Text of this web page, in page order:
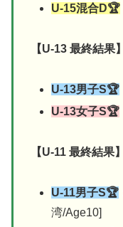
U-15混合D🏆
【U-13 最終結果】
U-13男子S🏆
U-13女子S🏆
【U-11 最終結果】
U-11男子S🏆
湾/Age10]